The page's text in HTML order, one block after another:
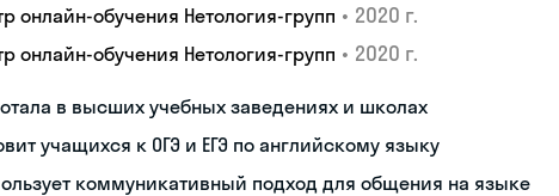
онлайн-обучения Нетология-групп • 2020 г.
онлайн-обучения Нетология-групп • 2020 г.
в высших учебных заведениях и школах
учащихся к ОГЭ и ЕГЭ по английскому языку
коммуникативный подход для общения на языке